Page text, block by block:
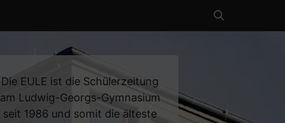
Die EULE ist die Schülerzeitung
am Ludwig-Georgs-Gymnasium
seit 1986 und somit die älteste